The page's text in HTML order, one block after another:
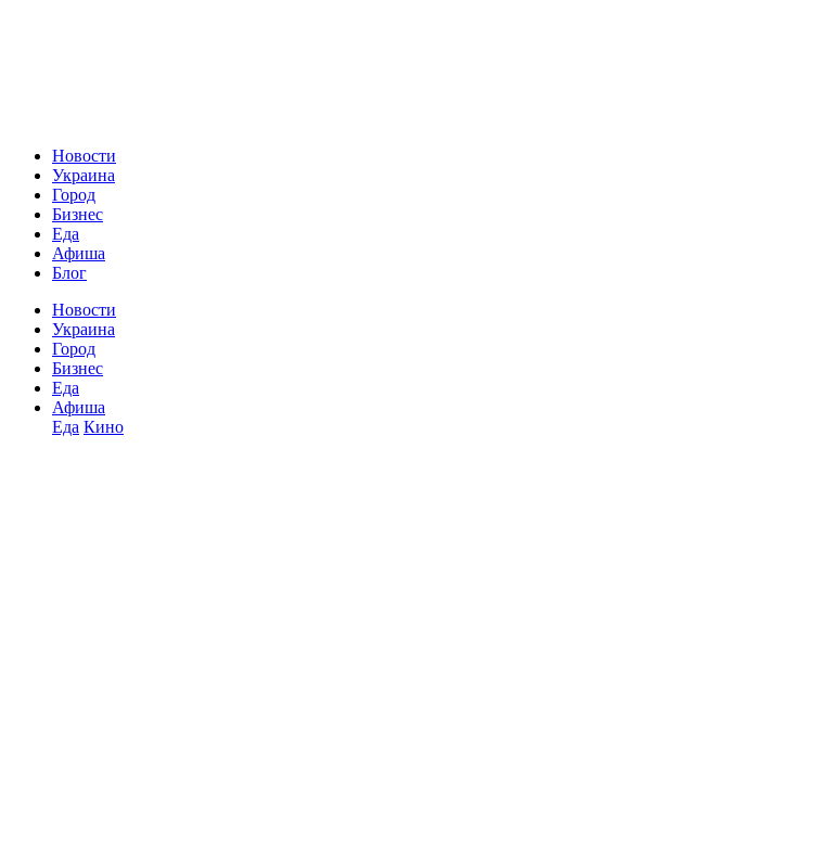
Новости
Украина
Город
Бизнес
Еда
Афиша
Блог
Новости
Украина
Город
Бизнес
Еда
Афиша
Еда Кино